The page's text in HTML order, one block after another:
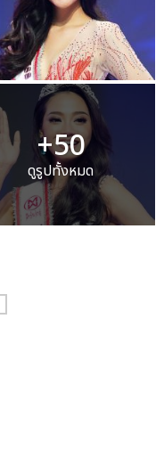
+50
ดูรูปทั้งหมด